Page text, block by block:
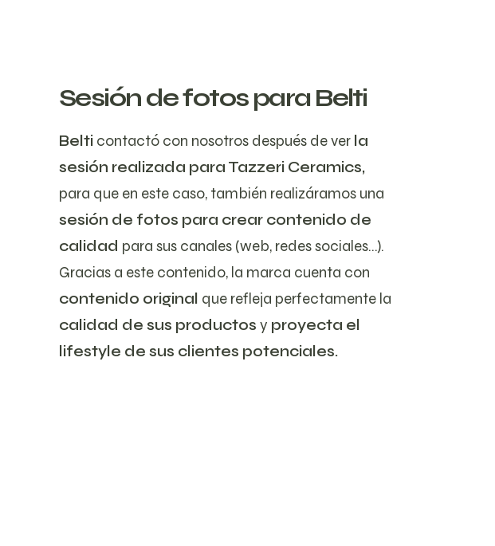
Sesión de fotos para Belti
Belticontactó con nosotros después de ver la
sesión realizada para Tazzeri Ceramics,
para que en este caso, también realizáramos una
sesión de fotos para crear contenido de
calidad para sus canales (web, redes sociales…).
Gracias a este contenido, la marca cuenta con
contenido original que refleja perfectamente la
calidad de sus productos y proyecta el
lifestyle de sus clientes potenciales.